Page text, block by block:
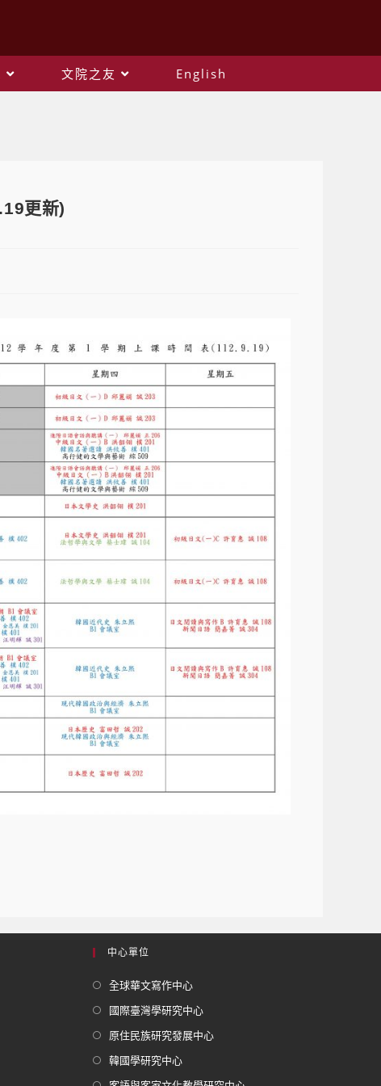
文院之友 English
更新)
中心單位
全球華文寫作中心
國際臺灣學研究中心
原住民族研究發展中心
韓國學研究中心